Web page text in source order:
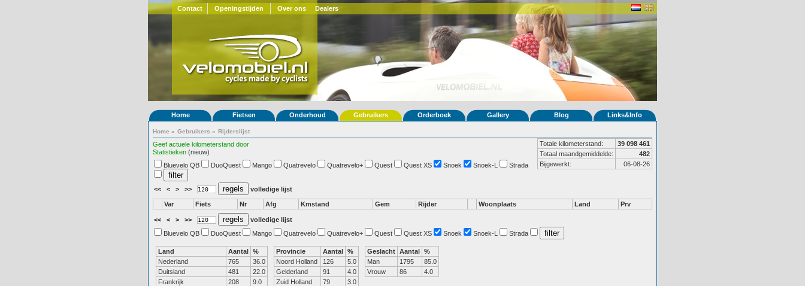
Contact Openingstijden Over ons Dealers
Home Fietsen Onderhoud Gebruikers Orderboek Gallery Blog Links&Info
Home » Gebruikers » Rijderslijst
Geef actuele kilometerstand door
Statistieken (nieuw)
Totale kilometerstand:
39 098 461
Totaal maandgemiddelde:
482
Bijgewerkt:
06-08-26
Bluevelo QB DuoQuest Mango Quatrevelo Quatrevelo+ Quest Quest XS Snoek Snoek-L Strada
<< < > >> volledige lijst
Var Fiets Nr Afg Kmstand Gem Rijder Woonplaats Land Prv
<< < > >>
volledige lijst
Bluevelo QB
DuoQuest Mango Quatrevelo Quatrevelo+ Quest Quest XS Snoek Snoek-L Strada
Land Aantal %
Nederland
765
36.0
Duitsland
481
22.0
Frankrijk
208
9.0
Provincie Aantal %
Noord Holland
126
5.0
Gelderland
91
4.0
Zuid Holland
79
3.0
Geslacht Aantal %
Man
1795
85.0
Vrouw
86 4.0